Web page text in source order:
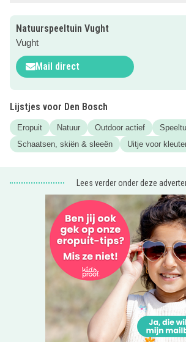
Neem ook de skates en het skateboard
lekker kunnen oefenen op de skatebaan.
Gegarandeerd uren speelplezier!
Natuurspeeltuin Vught
Vught
Mail direct
Lijstjes voor Den Bosch
Eropuit Natuur Outdoor actief
Schaatsen, skiën & sleeën
Uitje voor
Lees verder onder deze